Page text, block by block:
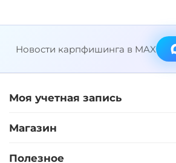
Новости карпфишинга в MAX
Моя учетная запись
Магазин
Полезное